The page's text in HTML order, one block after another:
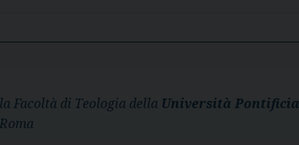
Facoltà di Teologia della Università Pontificia